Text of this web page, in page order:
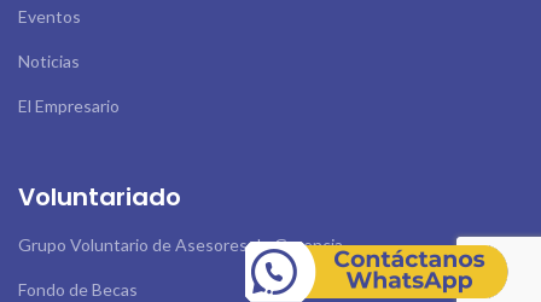
Eventos
Noticias
El Empresario
Voluntariado
Grupo Voluntario de Asesores de Gerencia
Fondo de Becas